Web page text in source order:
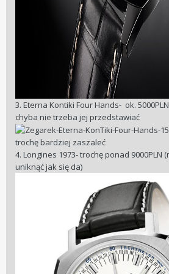
3. Eterna Kontiki Four Hands- ok. 5000PLN
chyba nie trzeba jej przedstawiać
trochę bardziej zaszaleć
4. Longines 1973- trochę ponad 9000PLN
uniknąć jak się da)